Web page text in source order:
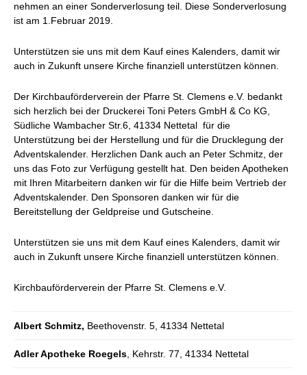
nehmen an einer Sonderverlosung teil. Diese Sonderverlosung
ist am 1.Februar 2019.
Unterstützen sie uns mit dem Kauf eines Kalenders, damit wir
auch in Zukunft unsere Kirche finanziell unterstützen können.
Der Kirchbauförderverein der Pfarre St. Clemens e.V. bedankt
sich herzlich bei der Druckerei Toni Peters GmbH & Co KG,
Südliche Wambacher Str.6, 41334 Nettetal für die
Unterstützung bei der Herstellung und für die Drucklegung der
Adventskalender. Herzlichen Dank auch an Peter Schmitz, der
uns das Foto zur Verfügung gestellt hat. Den beiden Apotheken
mit Ihren Mitarbeitern danken wir für die Hilfe beim Vertrieb der
Adventskalender. Den Sponsoren danken wir für die
Bereitstellung der Geldpreise und Gutscheine.
Unterstützen sie uns mit dem Kauf eines Kalenders, damit wir
auch in Zukunft unsere Kirche finanziell unterstützen können.
Kirchbauförderverein der Pfarre St. Clemens e.V.
Albert Schmitz, Beethovenstr. 5, 41334 Nettetal
Adler Apotheke Roegels , Kehrstr. 77, 41334 Nettetal